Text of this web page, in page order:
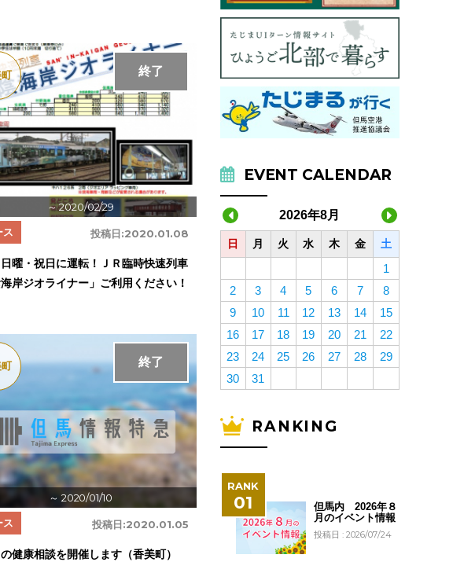
～ 2020/02/29
終了
町
投稿日:2020.01.08
ス
曜・祝日に運転！ＪＲ臨時快速列車
海岸ジオライナー」ご利用ください！
～ 2020/01/10
終了
町
投稿日:2020.01.05
ス
健康相談を開催します（香美町）
EVENT CALENDAR
2026年8月
日 月 火 水 木 金 土
1
2
3 4 5 6 7
8
9
10 11 12 13 14
15
16
17 18 19 20 21
22
23
24 25 26 27 28
29
30
31
RANKING
但馬内 2026年８
月のイベント情報
投稿日 : 2026/07/24